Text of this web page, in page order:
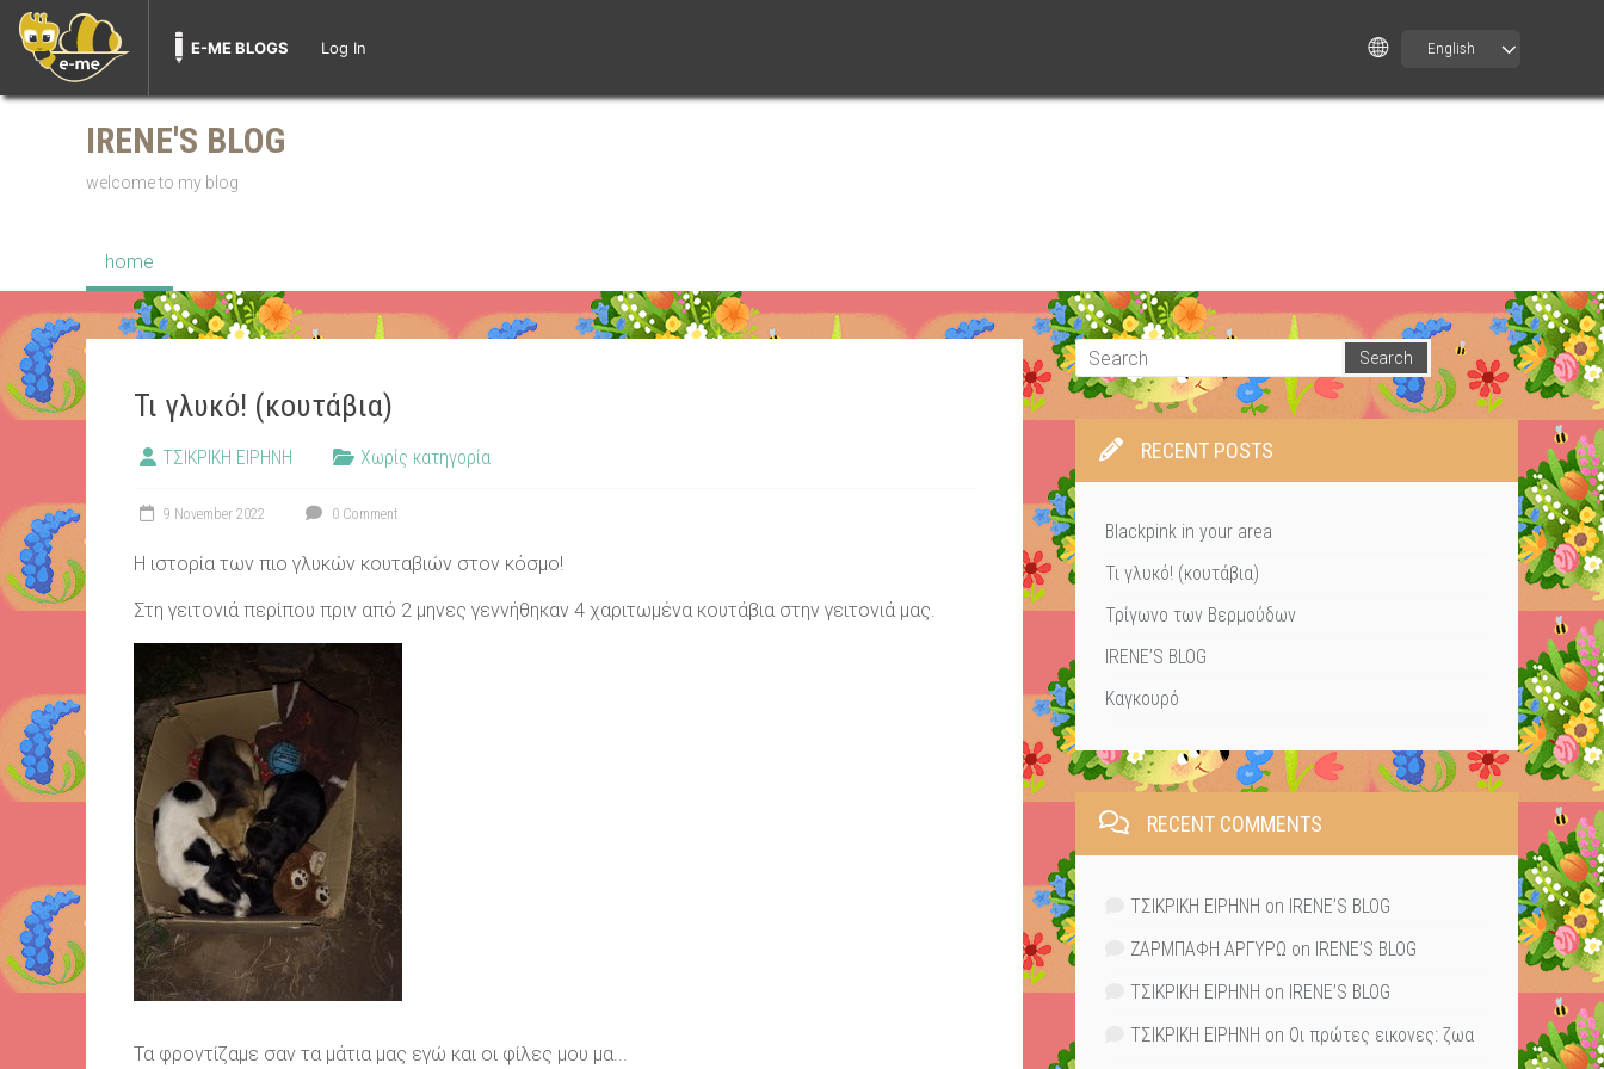
English
E-ME BLOGS Log In
Skip
IRENE'S BLOG
welcome to my blog
home
Τι γλυκό! (κουτάβια)
ΤΣΙΚΡΙΚΗ ΕΙΡΗΝΗ Χωρίς κατηγορία
9 November 2022 0 Comment
Η ιστορία των πιο γλυκών κουταβιών στον κόσμο!
Στη γειτονιά περίπου πριν από 2 μηνες γεννήθηκαν 4 χαριτωμένα κουτάβια στην γειτονιά μας.
Τα φροντίζαμε σαν τα μάτια μας εγώ και οι φίλες μου μα...
RECENT POSTS
Blackpink in your area
Τι γλυκό! (κουτάβια)
Τρίγωνο των Βερμούδων
IRENE’S BLOG
Καγκουρό
RECENT COMMENTS
ΤΣΙΚΡΙΚΗ ΕΙΡΗΝΗ on IRENE’S BLOG
ΖΑΡΜΠΑΦΗ ΑΡΓΥΡΩ on IRENE’S BLOG
ΤΣΙΚΡΙΚΗ ΕΙΡΗΝΗ on IRENE’S BLOG
ΤΣΙΚΡΙΚΗ ΕΙΡΗΝΗ on Οι πρώτες εικονες: ζωα